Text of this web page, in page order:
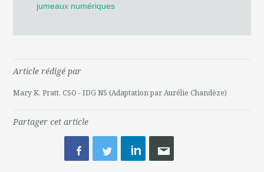
jumeaux numériques
Article rédigé par
Mary K. Pratt, CSO - IDG NS (Adaptation par Aurélie Chandèze)
Partager cet article